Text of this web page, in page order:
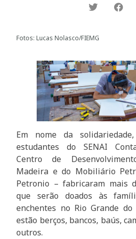
Fotos: Lucas Nolasco/FIEMG
Em nome da
estudantes do SENAI
Centro de
Madeira e do Mobiliário
Petronio – fabricaram mais
que serão doados às
enchentes no Rio Grande
estão berços, bancos, baús,
outros.